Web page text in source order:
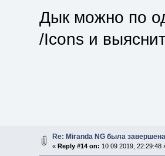
Дык можно по
/Icons и
Re: Miranda NG была
« Reply #14 on: 10 09 2019, 22:29:48